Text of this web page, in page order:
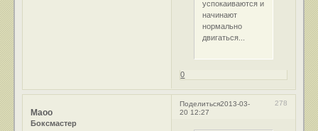
успокаиваются и
начинают
нормально
двигаться...
0
Поделиться 278
2013-03-
20 12:27
Маоо
Боксмастер